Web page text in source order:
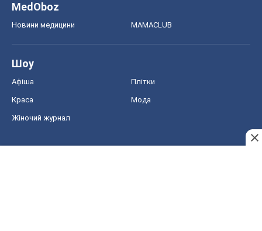
MedOboz
Новини медицини MAMACLUB
Шоу
Афіша Плітки
Краса Мода
Жіночий журнал